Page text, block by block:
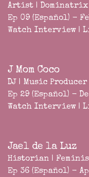
Artist | Dominatrix
Ep 09 (Español) -
Watch Interview |
J Mom Coco
DJ | Music
Ep 29 (Español) -
Watch Interview |
Jael de la Luz
Historian |
Ep 36 (Español) -